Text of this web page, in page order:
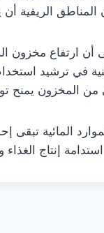
المناطق الريفية
أن ارتفاع مخزون
في ترشيد
المخزون يمنح
المائية
إنتاج